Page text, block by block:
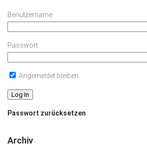
Benutzername
Passwort
Angemeldet bleiben
Passwort zurücksetzen
Archiv